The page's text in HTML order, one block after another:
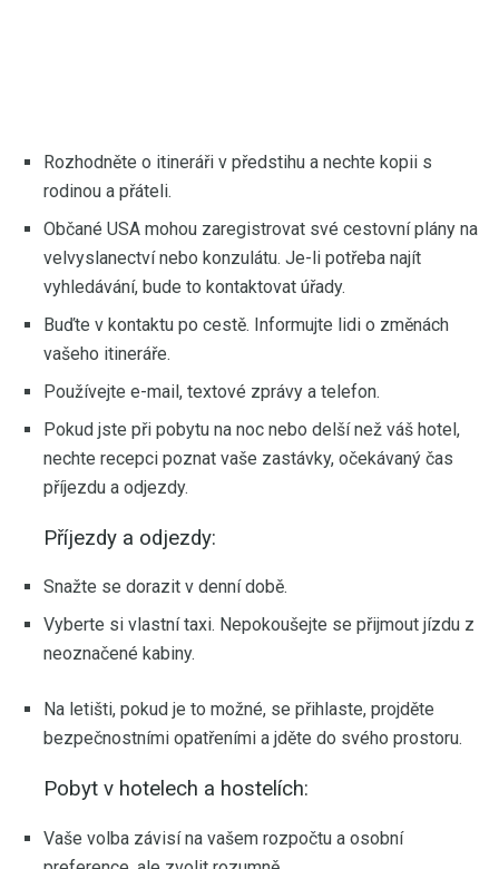
Rozhodněte o itineráři v předstihu a nechte kopii s
rodinou a přáteli.
Občané USA mohou zaregistrovat své cestovní plány na
velvyslanectví nebo konzulátu. Je-li potřeba najít
vyhledávání, bude to kontaktovat úřady.
Buďte v kontaktu po cestě. Informujte lidi o změnách
vašeho itineráře.
Používejte e-mail, textové zprávy a telefon.
Pokud jste při pobytu na noc nebo delší než váš hotel,
nechte recepci poznat vaše zastávky, očekávaný čas
příjezdu a odjezdy.
Příjezdy a odjezdy:
Snažte se dorazit v denní době.
Vyberte si vlastní taxi. Nepokoušejte se přijmout jízdu z
neoznačené kabiny.
Na letišti, pokud je to možné, se přihlaste, projděte
bezpečnostními opatřeními a jděte do svého prostoru.
Pobyt v hotelech a hostelích:
Vaše volba závisí na vašem rozpočtu a osobní